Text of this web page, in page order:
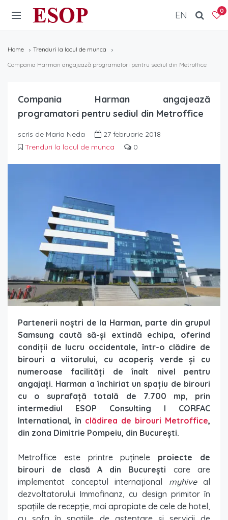
ESOP 0
EN
Home
Trenduri la locul de munca
Compania Harman angajează programatori pentru sediul din Metroffice
Compania Harman angajează
programatori pentru sediul din Metroffice
scris de Maria Neda
27 februarie 2018
Trenduri la locul de munca
0
Partenerii noștri de la Harman, parte din grupul
Samsung caută să-și extindă echipa, oferind
condiții de lucru occidentale, într-o clădire de
birouri a viitorului, cu acoperiș verde și cu
numeroase facilități de înalt nivel pentru
angajați. Harman a închiriat un spațiu de birouri
cu o suprafață totală de 7.700 mp, prin
intermediul ESOP Consulting l CORFAC
International, în clădirea de birouri Metroffice,
din zona Dimitrie Pompeiu, din București.
Metroffice este printre puținele proiecte de
birouri de clasă A din București care are
implementat conceptul internațional myhiveal
dezvoltatorului Immofinanz, cu design primitor în
spațiile de recepție, mai apropiate de cele de hotel,